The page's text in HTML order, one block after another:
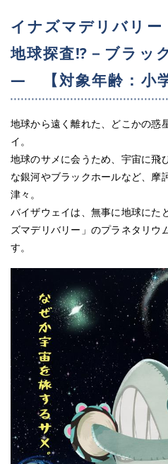
イナズマデリバリ
地球探査⁉－ブラッ
― 【対象年齢：小学
地球から遠く離れた、どこかの惑
イ。
地球のサメに会うため、宇宙に飛
な銀河やブラックホールなど、摩
津々。
バイザウェイは、無事に地球にた
ズマデリバリー」のプラネタリウ
す。